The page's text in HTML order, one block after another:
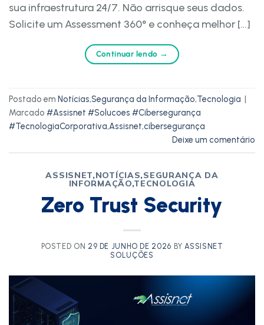
sua infraestrutura 24/7. Não arrisque seus dados.
Solicite um Assessment 360° e conheça melhor […]
Continuar lendo →
Postado em Notícias,Segurança da Informação,Tecnologia
Marcado #Assisnet #Solucoes #Cibersegurança
#TecnologiaCorporativa,Assisnet,cibersegurança
Deixe um comentário
ASSISNET,NOTÍCIAS,SEGURANÇA DA
INFORMAÇÃO,TECNOLOGIA
Zero Trust Security
POSTED ON 29 DE JUNHO DE 2026 BYASSISNET
SOLUÇÕES